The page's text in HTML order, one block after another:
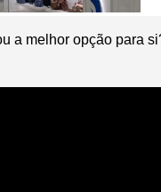
a melhor opção para